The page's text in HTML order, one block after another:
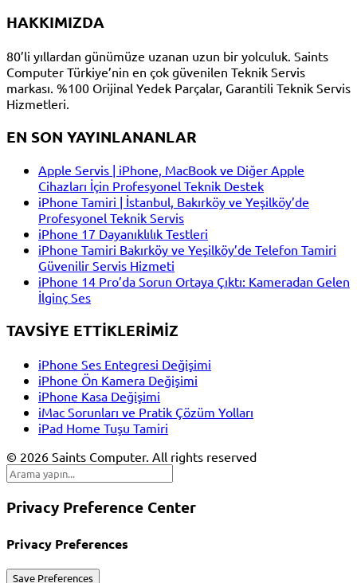
HAKKIMIZDA
80’li yıllardan günümüze uzanan uzun bir yolculuk. Saints
Computer Türkiye’nin en çok güvenilen Teknik Servis
markası. %100 Orijinal Yedek Parçalar, Garantili Teknik Servis
Hizmetleri.
EN SON YAYINLANANLAR
Apple Servis | iPhone, MacBook ve Diğer Apple
Cihazları İçin Profesyonel Teknik Destek
iPhone Tamiri | İstanbul, Bakırköy ve Yeşilköy’de
Profesyonel Teknik Servis
iPhone 17 Dayanıklılık Testleri
iPhone Tamiri Bakırköy ve Yeşilköy’de Telefon Tamiri
Güvenilir Servis Hizmeti
iPhone 14 Pro’da Sorun Ortaya Çıktı: Kameradan Gelen
İlginç Ses
TAVSİYE ETTİKLERİMİZ
iPhone Ses Entegresi Değişimi
iPhone Ön Kamera Değişimi
iPhone Kasa Değişimi
iMac Sorunları ve Pratik Çözüm Yolları
iPad Home Tuşu Tamiri
© 2026 Saints Computer. All rights reserved
Privacy Preference Center
Privacy Preferences